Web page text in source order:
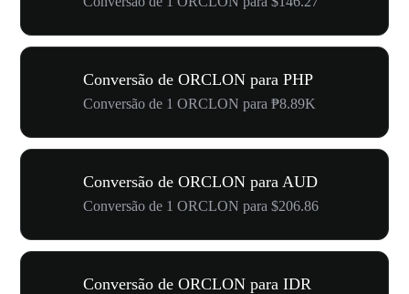
Conversão de ORCLON para PHP
Conversão de 1 ORCLON para ₱8.89K
Conversão de ORCLON para AUD
Conversão de 1 ORCLON para $206.86
Conversão de ORCLON para IDR